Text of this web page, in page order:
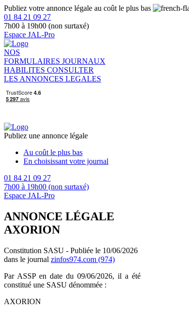
Publiez votre annonce légale au coût le plus bas
01 84 21 09 27
7h00 à 19h00 (non surtaxé)
Espace JAL-Pro
NOS
FORMULAIRES JOURNAUX
HABILITES CONSULTER
LES ANNONCES LEGALES
Publiez une annonce légale
Au coût le plus bas
En choisissant votre journal
01 84 21 09 27
7h00 à 19h00 (non surtaxé)
Espace JAL-Pro
ANNONCE LÉGALE
AXORION
Constitution SASU - Publiée le 10/06/2026
dans le journal zinfos974.com (974)
Par ASSP en date du 09/06/2026, il a été
constitué une SASU dénommée :
AXORION